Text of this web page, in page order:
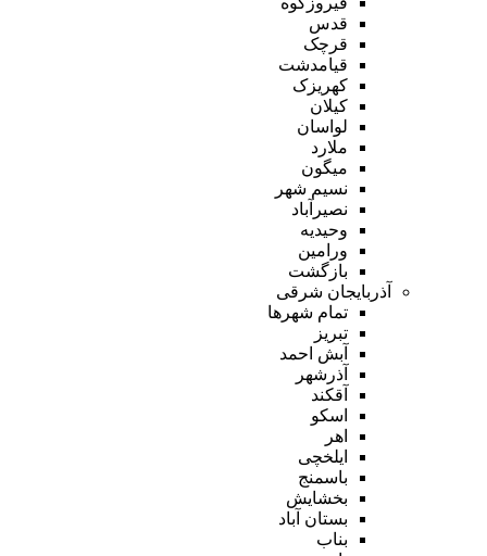
قدس
قرچک
قیامدشت
کهریزک
کیلان
لواسان
ملارد
میگون
نسیم شهر
نصیرآباد
وحیدیه
ورامین
بازگشت
آذربایجان شرقی
تمام شهر‌ها
تبریز
آبش احمد
آذرشهر
آقکند
اسکو
اهر
ایلخچی
باسمنج
بخشایش
بستان آباد
بناب